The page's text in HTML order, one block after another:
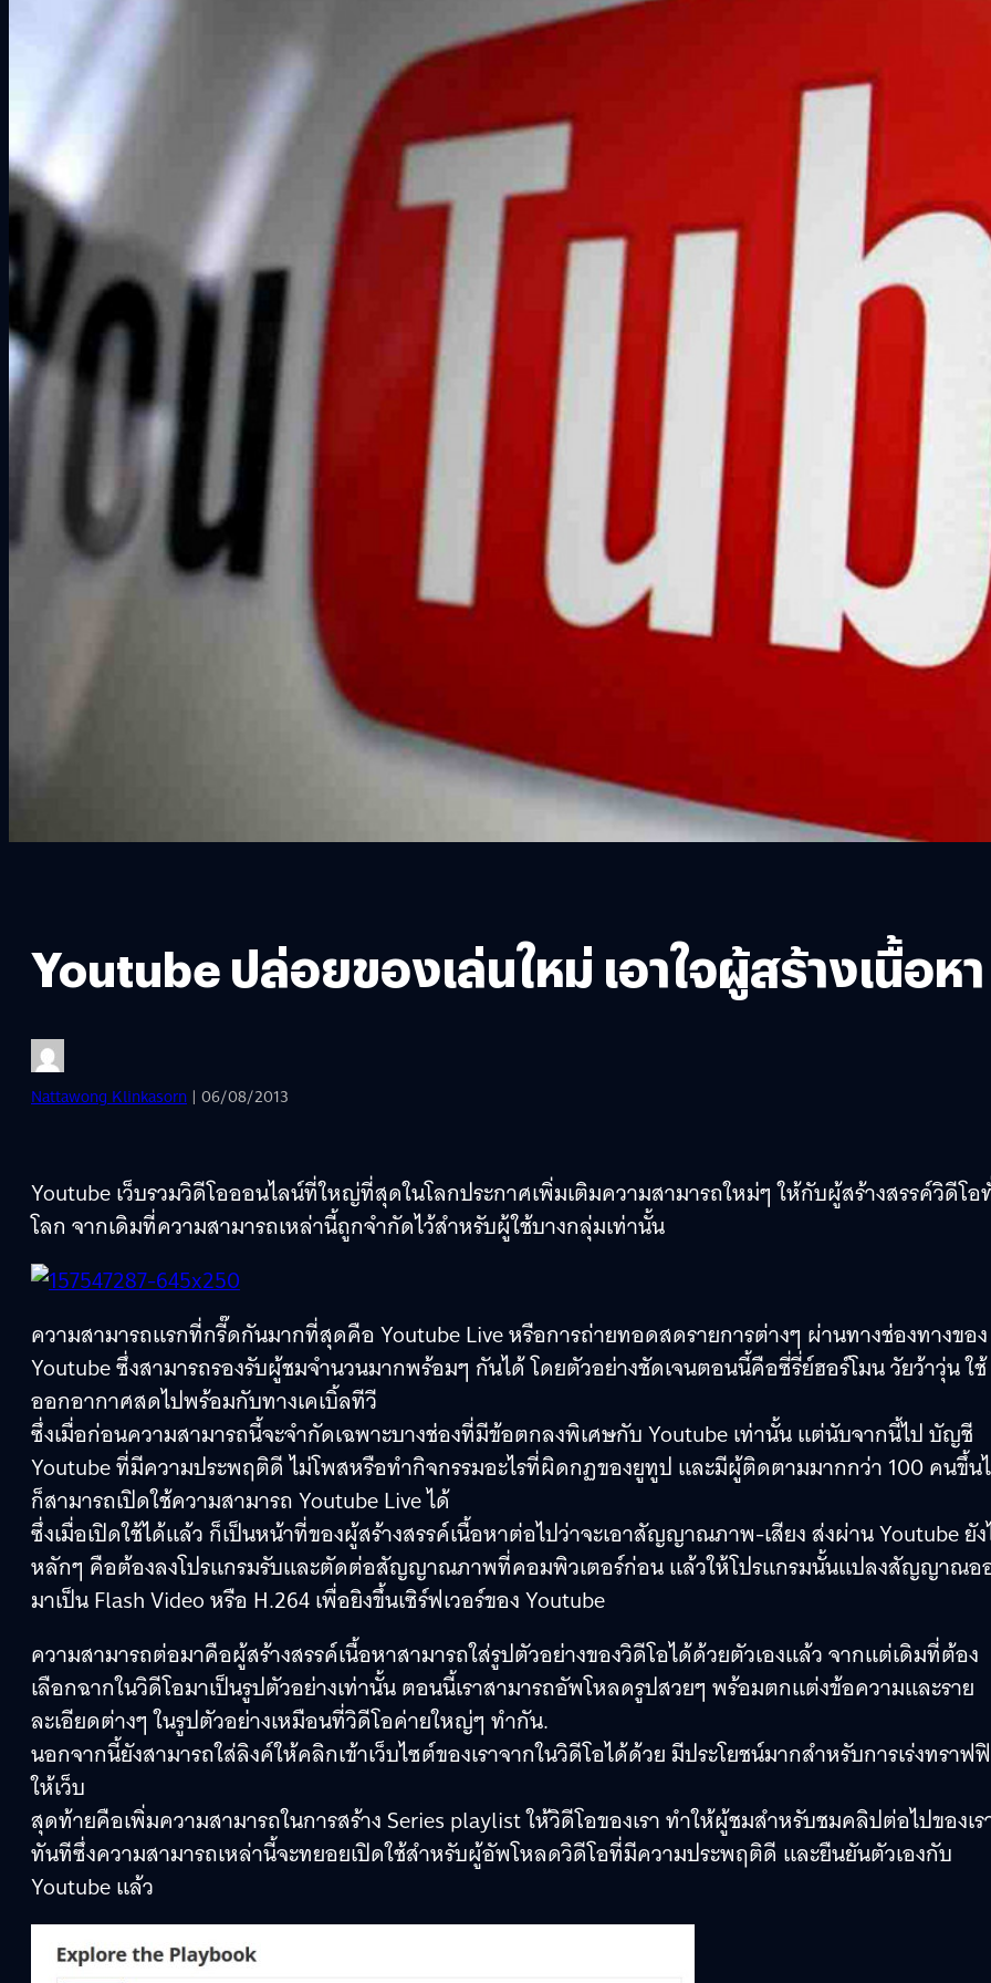
Youtube ปล่อยของเล่นใหม่ เอาใจผู้สร้างเนื้อหา
Nattawong Klinkasorn | 06/08/2013
Youtube เว็บรวมวิดีโอออนไลน์ที่ใหญ่ที่สุดในโลกประกาศเพิ่มเติมความสามารถใหม่ๆ ให้กับผู้สร้างสรรค์วิดีโอ
โลก จากเดิมที่ความสามารถเหล่านี้ถูกจำกัดไว้สำหรับผู้ใช้บางกลุ่มเท่านั้น
ความสามารถแรกที่กรี๊ดกันมากที่สุดคือ Youtube Live หรือการถ่ายทอดสดรายการต่างๆ ผ่านทางช่องทางของ
Youtube ซึ่งสามารถรองรับผู้ชมจำนวนมากพร้อมๆ กันได้ โดยตัวอย่างชัดเจนตอนนี้คือซี่รี่ย์ฮอร์โมน วัยว้าวุ่น ใช้
ออกอากาศสดไปพร้อมกับทางเคเบิ้ลทีวี
ซึ่งเมื่อก่อนความสามารถนี้จะจำกัดเฉพาะบางช่องที่มีข้อตกลงพิเศษกับ Youtube เท่านั้น แต่นับจากนี้ไป บัญชี
Youtube ที่มีความประพฤติดี ไม่โพสหรือทำกิจกรรมอะไรที่ผิดกฏของยูทูป และมีผู้ติดตามมากกว่า 100 คนขึ้น
ก็สามารถเปิดใช้ความสามารถ Youtube Live ได้
ซึ่งเมื่อเปิดใช้ได้แล้ว ก็เป็นหน้าที่ของผู้สร้างสรรค์เนื้อหาต่อไปว่าจะเอาสัญญาณภาพ-เสียง ส่งผ่าน Youtube ยัง
หลักๆ คือต้องลงโปรแกรมรับและตัดต่อสัญญาณภาพที่คอมพิวเตอร์ก่อน แล้วให้โปรแกรมนั้นแปลงสัญญาณอ
มาเป็น Flash Video หรือ H.264 เพื่อยิงขึ้นเซิร์ฟเวอร์ของ Youtube
ความสามารถต่อมาคือผู้สร้างสรรค์เนื้อหาสามารถใส่รูปตัวอย่างของวิดีโอได้ด้วยตัวเองแล้ว จากแต่เดิมที่ต้อง
เลือกฉากในวิดีโอมาเป็นรูปตัวอย่างเท่านั้น ตอนนี้เราสามารถอัพโหลดรูปสวยๆ พร้อมตกแต่งข้อความและราย
ละเอียดต่างๆ ในรูปตัวอย่างเหมือนที่วิดีโอค่ายใหญ่ๆ ทำกัน.
นอกจากนี้ยังสามารถใส่ลิงค์ให้คลิกเข้าเว็บไซต์ของเราจากในวิดีโอได้ด้วย มีประโยชน์มากสำหรับการเร่งทราฟ
ให้เว็บ
สุดท้ายคือเพิ่มความสามารถในการสร้าง Series playlist ให้วิดีโอของเรา ทำให้ผู้ชมสำหรับชมคลิปต่อไปของเร
ทันทีซึ่งความสามารถเหล่านี้จะทยอยเปิดใช้สำหรับผู้อัพโหลดวิดีโอที่มีความประพฤติดี และยืนยันตัวเองกับ
Youtube แล้ว